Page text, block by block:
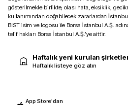
gösterilmekle birlikte, olası hata, eksiklik,
kullanımından doğabilecek zararlardan
BIST isim ve logosu ile Borsa İstanbul A.Ş.
telif hakları Borsa İstanbul A.Ş.’ye aittir.
Haftalık yeni kurulan
Haftalık listeye göz atın
App Store'dan